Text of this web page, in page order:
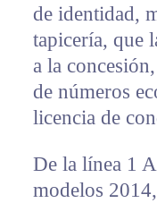
de identidad,
tapicería, que
a la
de números
licencia de
De la línea 1
modelos